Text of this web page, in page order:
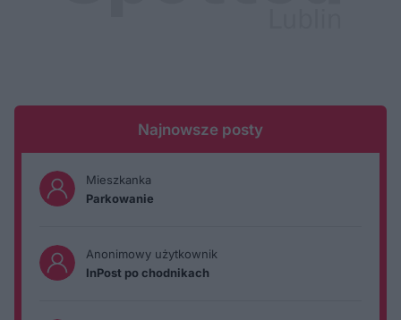
Najnowsze posty
Mieszkanka
Parkowanie
Anonimowy użytkownik
InPost po chodnikach